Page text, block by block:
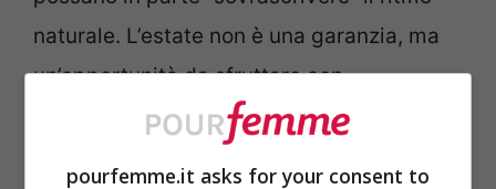
naturale. L’estate non è una garanzia, ma
un’opportunità da sfruttare con
consapevolezza.
pourfemme.it asks for your consent to